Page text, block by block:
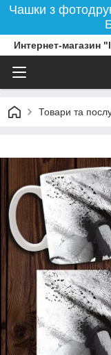
Чашки з
Интернет-магазин
Товари та